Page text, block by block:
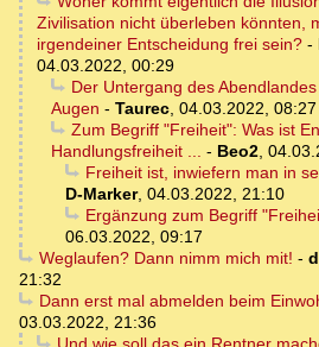
Zivilisation nicht überleben könnten,
irgendeiner Entscheidung frei sein? -
04.03.2022, 00:29
Der Untergang des
Augen - Taurec, 04.03.2022, 08:27
Zum Begriff "Freiheit": Was ist
Handlungsfreiheit ... - Beo2,
Freiheit ist, inwiefern man in
D-Marker, 04.03.2022, 21:10
Ergänzung zum Begriff
06.03.2022, 09:17
Weglaufen? Dann nimm mich mit! -
21:32
Dann erst mal abmelden beim
03.03.2022, 21:36